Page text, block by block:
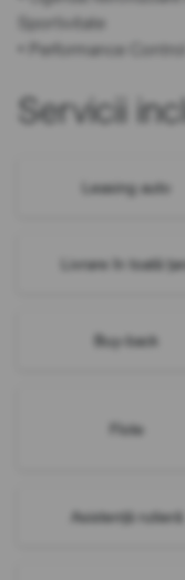
Sportivitate
• Performance Control
Servicii
Leasing auto
Livrare în toată
Buy-back
Flote
Asistență rutieră